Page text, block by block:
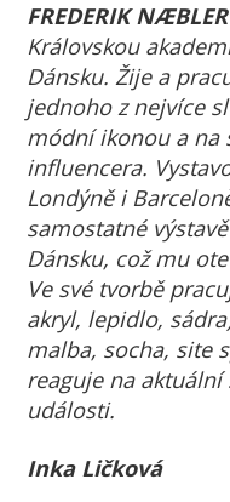
FREDERIK
Královskou
Dánsku. Žije a
jednoho z nejvíce
módní ikonou a na
influencera.
Londýně i
samostatné
Dánsku, což mu
Ve své tvorbě
akryl, lepidlo,
malba, socha, site
reaguje na
události.
Inka Ličková